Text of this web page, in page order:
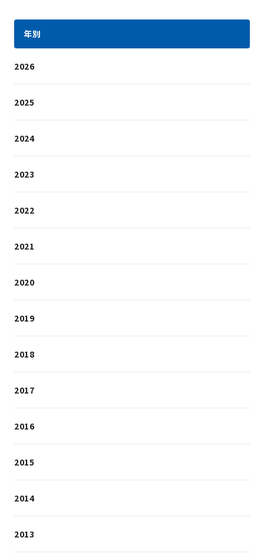
年別
2026
2025
2024
2023
2022
2021
2020
2019
2018
2017
2016
2015
2014
2013